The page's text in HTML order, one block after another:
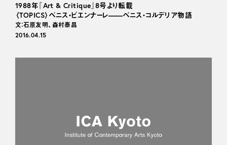
1988年『Art & Critique』8号より転載
〈TOPICS〉ベニス・ビエンナーレ——ベニス・コルデリア物語
文：石原友明、森村泰昌
2016.04.15